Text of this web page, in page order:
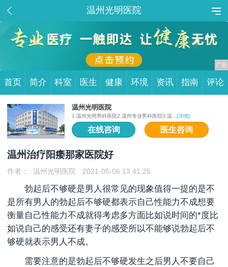
温州光明医院
首页 简介 科室 医生 健康 环境 资讯 指南 评论
温州光明医院
1.温州光明男科医院2.温州专业男科医院3.温... [详情]
在线咨询 医生咨询
温州治疗阳痿那家医院好
作者： 温州光明医院 2021-05-06 13:41:25
勃起后不够硬是男人很常见的现象值得一提的是不
是所有男人的勃起后不够硬都表示自己性能力不成想要
衡量自己性能力不成就得考虑多方面比如说时间的*度比
如说自己的感受还有妻子的感受所以不能够说勃起后不
够硬就表示男人不成。
需要注意的是勃起后不够硬发生之后男人不要自己